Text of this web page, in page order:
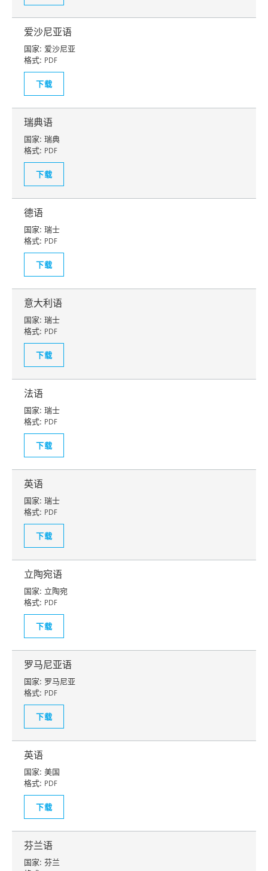
爱沙尼亚语
国家: 爱沙尼亚
格式: PDF
下载
瑞典语
国家: 瑞典
格式: PDF
下载
德语
国家: 瑞士
格式: PDF
下载
意大利语
国家: 瑞士
格式: PDF
下载
法语
国家: 瑞士
格式: PDF
下载
英语
国家: 瑞士
格式: PDF
下载
立陶宛语
国家: 立陶宛
格式: PDF
下载
罗马尼亚语
国家: 罗马尼亚
格式: PDF
下载
英语
国家: 美国
格式: PDF
下载
芬兰语
国家: 芬兰